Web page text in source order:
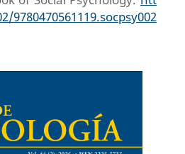
9780470561119.socpsy002